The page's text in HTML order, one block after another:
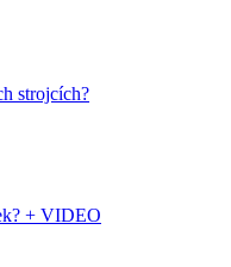
strojcích?
+ VIDEO